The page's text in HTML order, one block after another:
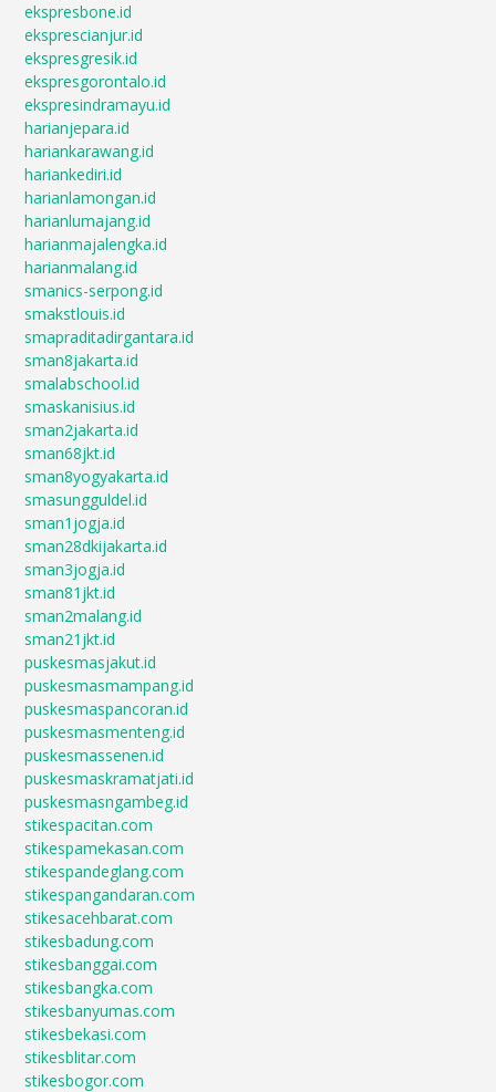
ekspresbone.id
eksprescianjur.id
ekspresgresik.id
ekspresgorontalo.id
ekspresindramayu.id
harianjepara.id
hariankarawang.id
hariankediri.id
harianlamongan.id
harianlumajang.id
harianmajalengka.id
harianmalang.id
smanics-serpong.id
smakstlouis.id
smapraditadirgantara.id
sman8jakarta.id
smalabschool.id
smaskanisius.id
sman2jakarta.id
sman68jkt.id
sman8yogyakarta.id
smasungguldel.id
sman1jogja.id
sman28dkijakarta.id
sman3jogja.id
sman81jkt.id
sman2malang.id
sman21jkt.id
puskesmasjakut.id
puskesmasmampang.id
puskesmaspancoran.id
puskesmasmenteng.id
puskesmassenen.id
puskesmaskramatjati.id
puskesmasngambeg.id
stikespacitan.com
stikespamekasan.com
stikespandeglang.com
stikespangandaran.com
stikesacehbarat.com
stikesbadung.com
stikesbanggai.com
stikesbangka.com
stikesbanyumas.com
stikesbekasi.com
stikesblitar.com
stikesbogor.com